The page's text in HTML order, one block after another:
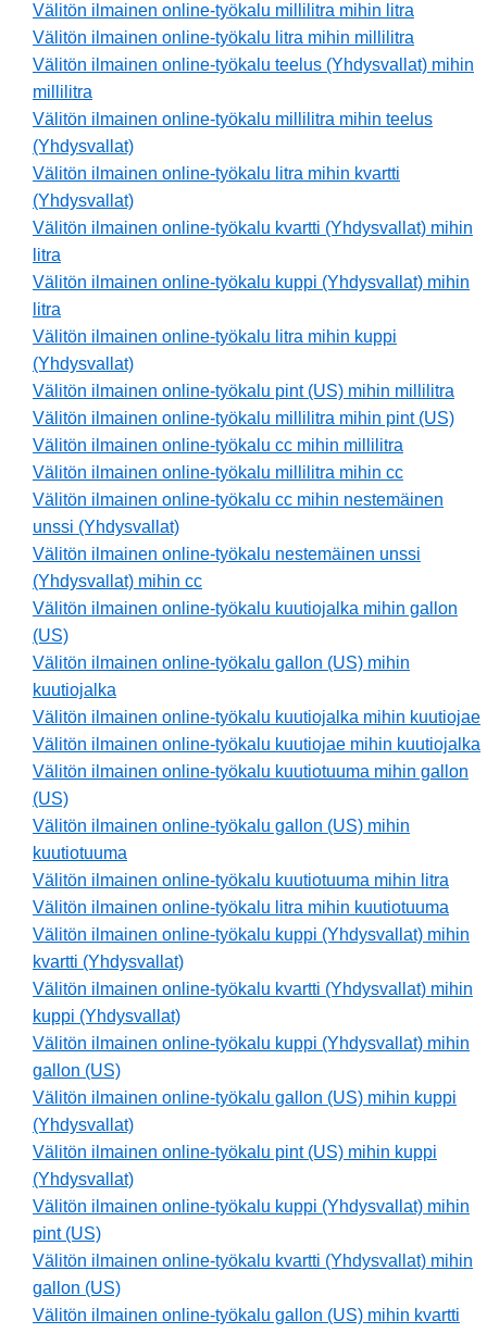
Välitön ilmainen online-työkalu millilitra mihin litra
Välitön ilmainen online-työkalu litra mihin millilitra
Välitön ilmainen online-työkalu teelus (Yhdysvallat) mihin
millilitra
Välitön ilmainen online-työkalu millilitra mihin teelus
(Yhdysvallat)
Välitön ilmainen online-työkalu litra mihin kvartti
(Yhdysvallat)
Välitön ilmainen online-työkalu kvartti (Yhdysvallat) mihin
litra
Välitön ilmainen online-työkalu kuppi (Yhdysvallat) mihin
litra
Välitön ilmainen online-työkalu litra mihin kuppi
(Yhdysvallat)
Välitön ilmainen online-työkalu pint (US) mihin millilitra
Välitön ilmainen online-työkalu millilitra mihin pint (US)
Välitön ilmainen online-työkalu cc mihin millilitra
Välitön ilmainen online-työkalu millilitra mihin cc
Välitön ilmainen online-työkalu cc mihin nestemäinen
unssi (Yhdysvallat)
Välitön ilmainen online-työkalu nestemäinen unssi
(Yhdysvallat) mihin cc
Välitön ilmainen online-työkalu kuutiojalka mihin gallon
(US)
Välitön ilmainen online-työkalu gallon (US) mihin
kuutiojalka
Välitön ilmainen online-työkalu kuutiojalka mihin kuutiojae
Välitön ilmainen online-työkalu kuutiojae mihin kuutiojalka
Välitön ilmainen online-työkalu kuutiotuuma mihin gallon
(US)
Välitön ilmainen online-työkalu gallon (US) mihin
kuutiotuuma
Välitön ilmainen online-työkalu kuutiotuuma mihin litra
Välitön ilmainen online-työkalu litra mihin kuutiotuuma
Välitön ilmainen online-työkalu kuppi (Yhdysvallat) mihin
kvartti (Yhdysvallat)
Välitön ilmainen online-työkalu kvartti (Yhdysvallat) mihin
kuppi (Yhdysvallat)
Välitön ilmainen online-työkalu kuppi (Yhdysvallat) mihin
gallon (US)
Välitön ilmainen online-työkalu gallon (US) mihin kuppi
(Yhdysvallat)
Välitön ilmainen online-työkalu pint (US) mihin kuppi
(Yhdysvallat)
Välitön ilmainen online-työkalu kuppi (Yhdysvallat) mihin
pint (US)
Välitön ilmainen online-työkalu kvartti (Yhdysvallat) mihin
gallon (US)
Välitön ilmainen online-työkalu gallon (US) mihin kvartti